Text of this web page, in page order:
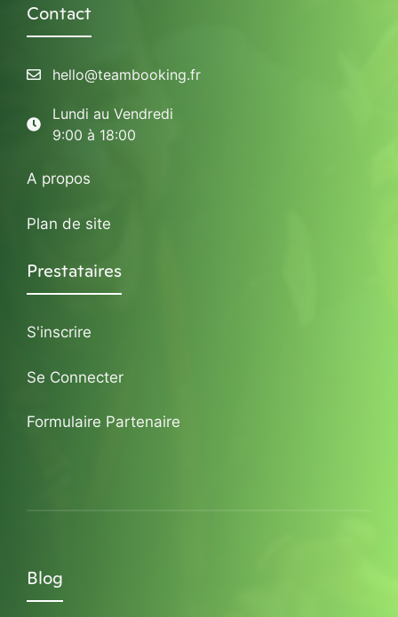
Contact
hello@teambooking.fr
Lundi au Vendredi
9:00 à 18:00
A propos
Plan de site
Prestataires
S'inscrire
Se Connecter
Formulaire Partenaire
Blog